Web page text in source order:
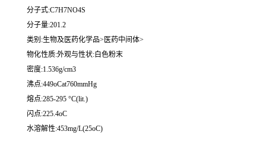
分子式:C7H7NO4S
分子量:201.2
类别:生物及医药化学品>医药中间体>
物化性质:外观与性状:白色粉末
密度:1.536g/cm3
沸点:449oCat760mmHg
熔点:285-295 °C(lit.)
闪点:225.4oC
水溶解性:453mg/L(25oC)